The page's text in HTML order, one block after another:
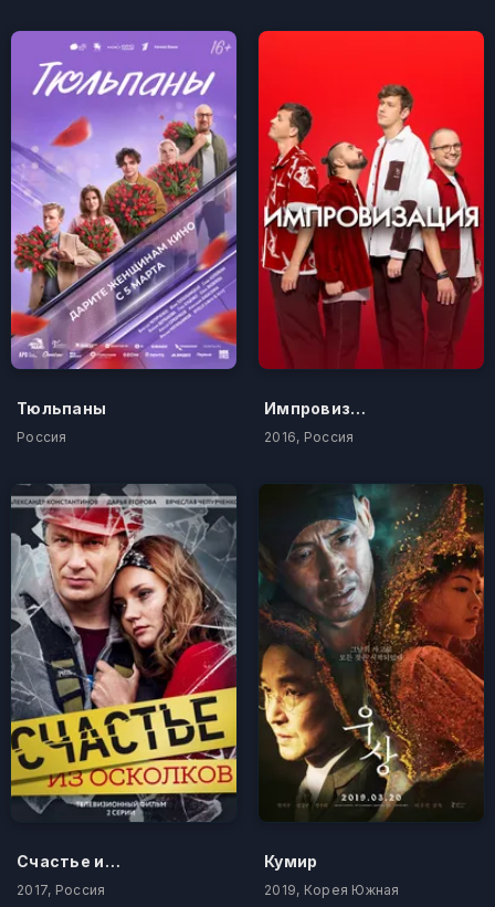
Тюльпаны
Россия
Импровизация
2016, Россия
Счастье из осколков
2017, Россия
Кумир
2019, Корея Южная